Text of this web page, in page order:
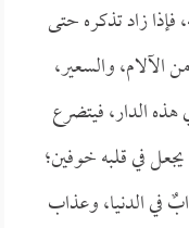
زاد تذكره حتى
الآلام، والسعير،
الدار، فيتضرع
يجعل في قلبه خوفين؛
في الدنيا، وعذاب